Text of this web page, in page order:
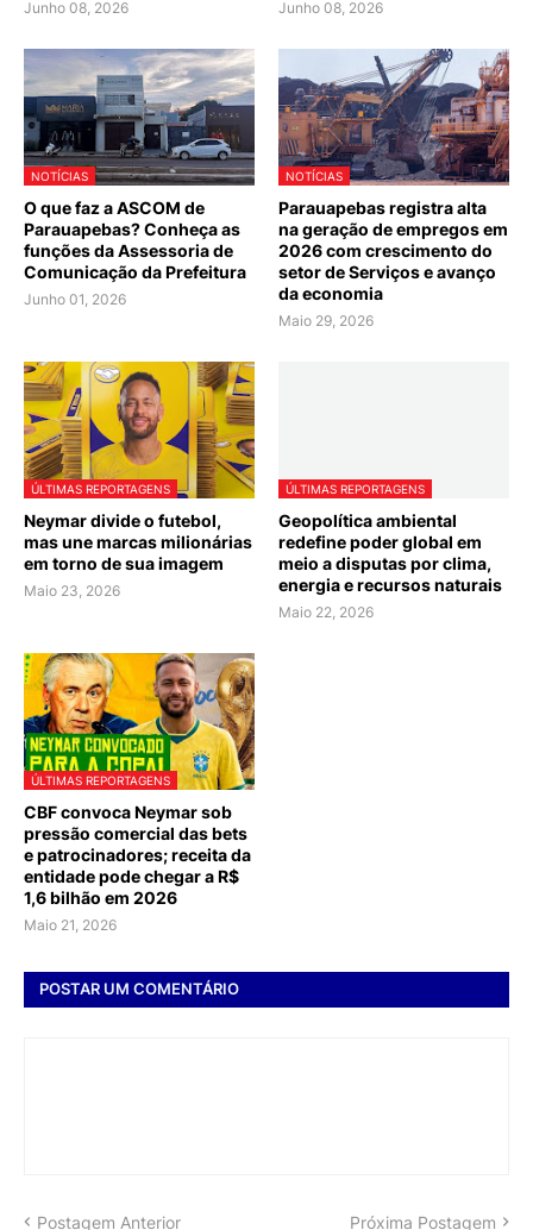
Junho 08, 2026 Junho 08, 2026
NOTÍCIAS
O que faz a ASCOM de
Parauapebas? Conheça as
funções da Assessoria de
Comunicação da Prefeitura
Junho 01, 2026
NOTÍCIAS
Parauapebas registra alta
na geração de empregos em
2026 com crescimento do
setor de Serviços e avanço
da economia
Maio 29, 2026
ÚLTIMAS REPORTAGENS
Neymar divide o futebol,
mas une marcas milionárias
em torno de sua imagem
Maio 23, 2026
ÚLTIMAS REPORTAGENS
Geopolítica ambiental
redefine poder global em
meio a disputas por clima,
energia e recursos naturais
Maio 22, 2026
ÚLTIMAS REPORTAGENS
CBF convoca Neymar sob
pressão comercial das bets
e patrocinadores; receita da
entidade pode chegar a R$
1,6 bilhão em 2026
Maio 21, 2026
POSTAR UM COMENTÁRIO
Postagem Anterior Próxima Postagem